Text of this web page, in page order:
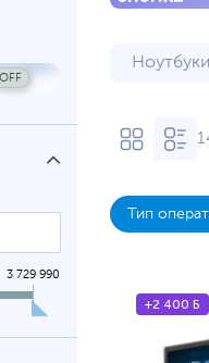
3 729 990
Тип
+2 400 Б